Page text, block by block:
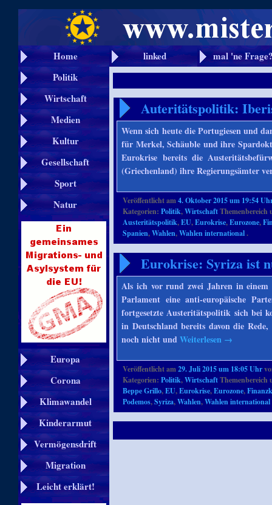
Home linked
mal 'ne
Politik
Wirtschaft
Medien
Kultur
Gesellschaft
Sport
Natur
Europa
Corona
Klimawandel
Kinderarmut
Vermögensdrift
Migration
Leicht erklärt!
Auteritätspolitik:
Wenn sich heute die Portugiesen und
für Merkel, Schäuble und ihre
Eurokrise bereits die
(Griechenland) ihre Regierungsämter
Veröffentlicht am4. Oktober 2015 um 19:54
Kategorien:Politik,Wirtschaft
Austeritätspolitik,EU,Eurokrise,Eurozone,
Spanien,Wahlen,Wahlen international.
Eurokrise: Syriza ist
Als ich vor rund zwei Jahren in einem
Parlament eine anti-europäische
fortgesetzte Austeritätspolitik sich bei
in Deutschland bereits davon die
noch nicht undWeiterlesen →
Veröffentlicht am29. Juli 2015 um 18:05 Uhr
Kategorien:Politik,Wirtschaft
Beppe Grillo,EU,Eurokrise,Eurozone,
Podemos,Syriza,Wahlen,Wahlen international